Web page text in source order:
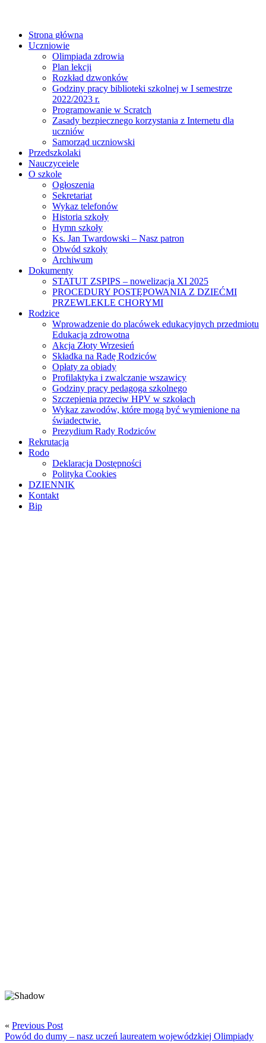
Strona główna
Uczniowie
Olimpiada zdrowia
Plan lekcji
Rozkład dzwonków
Godziny pracy biblioteki szkolnej w I semestrze
2022/2023 r.
Programowanie w Scratch
Zasady bezpiecznego korzystania z Internetu dla
uczniów
Samorząd uczniowski
Przedszkolaki
Nauczyceiele
O szkole
Ogłoszenia
Sekretariat
Wykaz telefonów
Historia szkoły
Hymn szkoły
Ks. Jan Twardowski – Nasz patron
Obwód szkoły
Archiwum
Dokumenty
STATUT ZSPIPS – nowelizacja XI 2025
PROCEDURY POSTĘPOWANIA Z DZIEĆMI
PRZEWLEKLE CHORYMI
Rodzice
Wprowadzenie do placówek edukacyjnych przedmiotu
Edukacja zdrowotna
Akcja Złoty Wrzesień
Składka na Radę Rodziców
Opłaty za obiady
Profilaktyka i zwalczanie wszawicy
Godziny pracy pedagoga szkolnego
Szczepienia przeciw HPV w szkołach
Wykaz zawodów, które mogą być wymienione na
świadectwie.
Prezydium Rady Rodziców
Rekrutacja
Rodo
Deklaracja Dostępności
Polityka Cookies
DZIENNIK
Kontakt
Bip
« Previous Post
Powód do dumy – nasz uczeń laureatem wojewódzkiej Olimpiady